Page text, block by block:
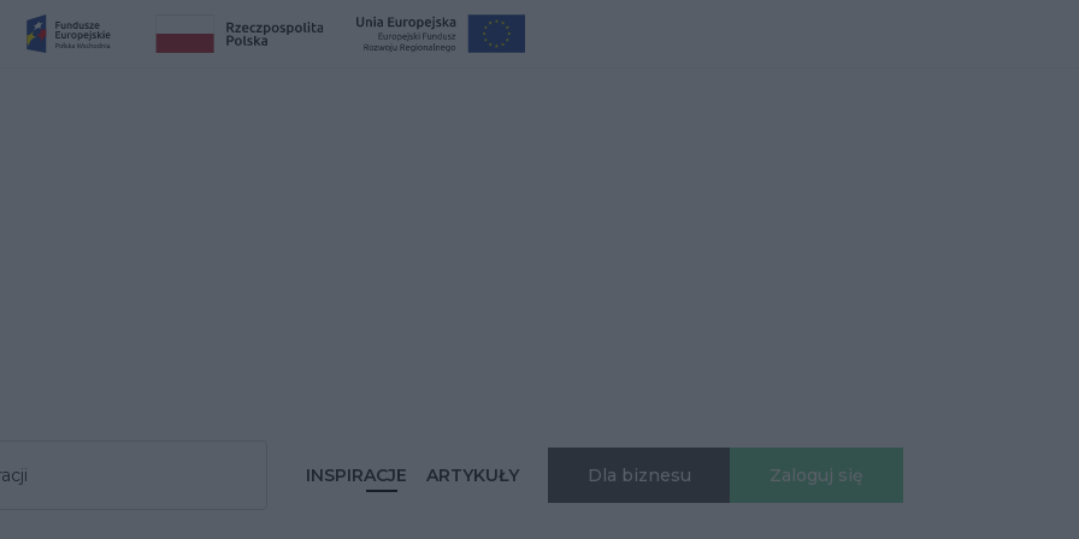
INSPIRACJE ARTYKUŁY Dla biznesu Zaloguj się